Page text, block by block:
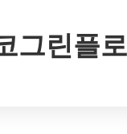
그린플